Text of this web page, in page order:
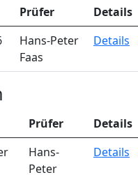
Prüfer
Details
Hans-Peter
Faas
Details
Prüfer
Details
Hans-
Peter
Details